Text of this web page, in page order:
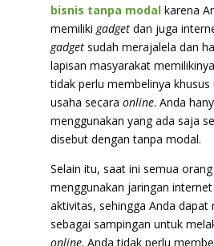
bisnis tanpa modalkarena
memiliki gadget dan juga
gadget sudah merajalela dan
lapisan masyarakat
tidak perlu membelinya
usaha secara online. Anda
menggunakan yang ada saja
disebut dengan tanpa modal.
Selain itu, saat ini semua
menggunakan jaringan
aktivitas, sehingga Anda dapat
sebagai sampingan untuk
online. Anda tidak perlu